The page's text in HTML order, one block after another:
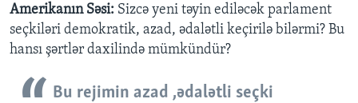
Amerikanın Səsi: Sizcə yeni təyin ediləcək parlament
seçkiləri demokratik, azad, ədalətli keçirilə bilərmi? Bu
hansı şərtlər daxilində mümkündür?
Bu rejimin azad ,ədalətli seçki